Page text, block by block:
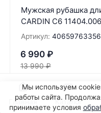
Мужская рубашка
CARDIN C6
Артикул:
6 990 ₽
13 990 ₽
Мы используем
работы сайта.
принимаете условия
Главная Каталог